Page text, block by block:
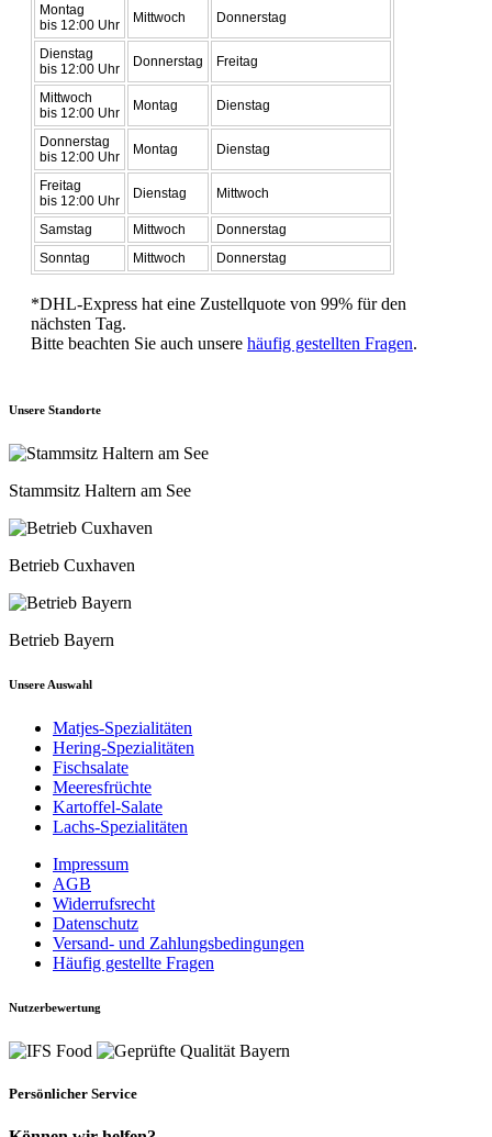
Montag
bis 12:00 Uhr
Mittwoch Donnerstag
Dienstag
bis 12:00 Uhr
Donnerstag Freitag
Mittwoch
bis 12:00 Uhr
Montag Dienstag
Donnerstag
bis 12:00 Uhr
Montag Dienstag
Freitag
bis 12:00 Uhr
Dienstag Mittwoch
Samstag Mittwoch
Donnerstag
Sonntag
Mittwoch Donnerstag
*DHL-Express hat eine Zustellquote von 99% für den
nächsten Tag.
Bitte beachten Sie auch unsere häufig gestellten Fragen.
Unsere Standorte
Stammsitz Haltern am See
Betrieb Cuxhaven
Betrieb Bayern
Unsere Auswahl
Matjes-Spezialitäten
Hering-Spezialitäten
Fischsalate
Meeresfrüchte
Kartoffel-Salate
Lachs-Spezialitäten
Impressum
AGB
Widerrufsrecht
Datenschutz
Versand- und Zahlungsbedingungen
Häufig gestellte Fragen
Nutzerbewertung
Persönlicher Service